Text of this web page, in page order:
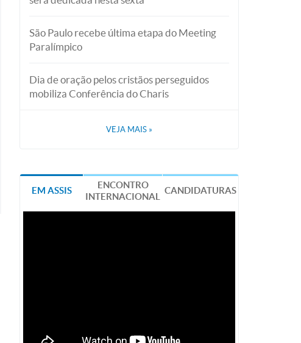
São Paulo recebe última etapa do Meeting
Paralímpico
Dia de oração pelos cristãos perseguidos
mobiliza Conferência do Charis
VEJA MAIS »
EM ASSIS
ENCONTRO
INTERNACIONAL
CANDIDATURAS